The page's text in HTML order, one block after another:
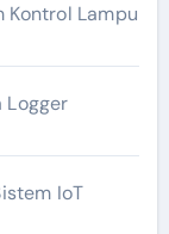
Kontrol Lampu
Logger
IoT